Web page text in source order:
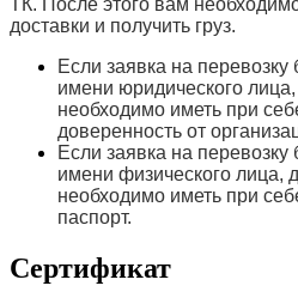
ТК. После этого вам
доставки и получить груз.
Если заявка на
имени юридического
необходимо иметь при
доверенность от
Если заявка на
имени физического лица,
необходимо иметь при
паспорт.
Сертификат